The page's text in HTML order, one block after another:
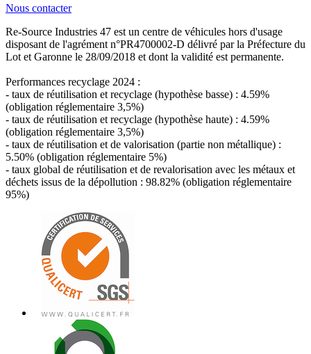
Nous contacter
Re-Source Industries 47 est un centre de véhicules hors d'usage
disposant de l'agrément n°PR4700002-D délivré par la Préfecture du
Lot et Garonne le 28/09/2018 et dont la validité est permanente.
Performances recyclage 2024 :
- taux de réutilisation et recyclage (hypothèse basse) : 4.59%
(obligation réglementaire 3,5%)
- taux de réutilisation et recyclage (hypothèse haute) : 4.59%
(obligation réglementaire 3,5%)
- taux de réutilisation et de valorisation (partie non métallique) :
5.50% (obligation réglementaire 5%)
- taux global de réutilisation et de revalorisation avec les métaux et
déchets issus de la dépollution : 98.82% (obligation réglementaire
95%)